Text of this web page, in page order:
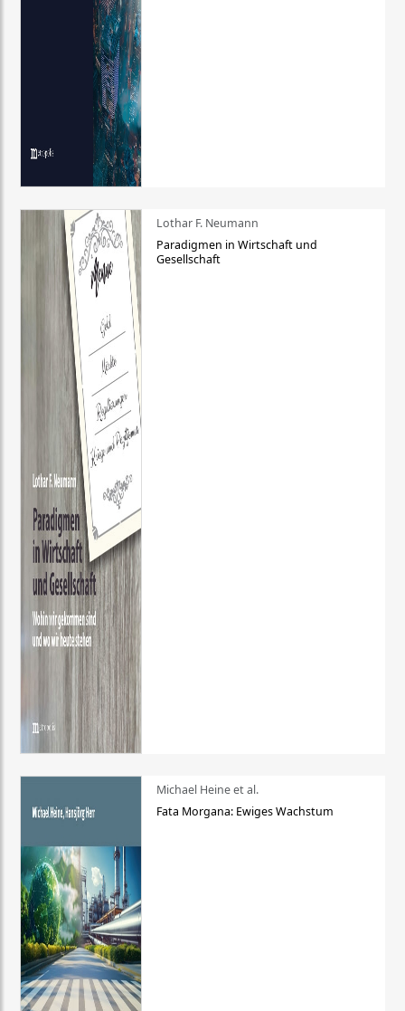
Lothar F. Neumann
Paradigmen in Wirtschaft und
Gesellschaft
Michael Heine et al.
Fata Morgana: Ewiges Wachstum